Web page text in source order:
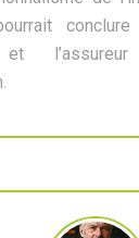
et